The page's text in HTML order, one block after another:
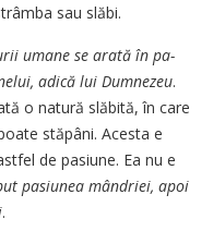
sau slăbi.
umane se arată în pa­­
adică lui Dum­nezeu.
o natură slă­bi­tă, în ca­re
stăpâni. A­cesta e
de pasiu­ne. Ea nu e
pasiu­nea mândriei, apoi
.